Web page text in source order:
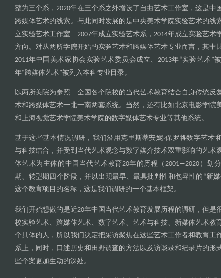
整为三个系 ，2020年在三个系之外增设了自由艺术工作室 ，这是中
跨媒体艺术的线索。 与此同时发展的是中央美术学院实验艺术的线
立实验艺术工作室 ，2007年成立实验艺术系 ，2014年成立实验艺术
方向 。对从两所学院开始的实验艺术和跨媒体艺术专业而言 ，其中
2011年中国美术家协会实验艺术委员会成立 、2013年“实验艺术”
年“跨媒体艺术”被列入本科专业目录。
以两所美院为参照 ， 全国各个院校的当代艺术教育结合自身传统反
术和跨媒体艺术一北一南两套系统。 当然 ， 还有比如北京电影学院
和上海视觉艺术学院美术学院的数字媒体艺术专业等其他系统。
基于这些基本情况调研 ， 我们沿用克里斯蒂安妮·保罗将数字艺术
与科技结合 ， 并受到当代艺术观念与数字媒介技术双重影响的艺术
体艺术为主体的中国当代艺术教育 20年的历程 （2001—2020）划
期 、转型期四个阶段 ， 并以出现最早、最具批判性和包容性的 “新
这个教育项目的名称， 这是我们调研的一个基本框架。
我们开始想做的是近20年中国当代艺术教育发展历程的调研 ，但是
校实验艺术、 跨媒体艺术、 数字艺术、 艺术与科技、 新媒体艺术教
个具体的人 ， 所以我们决定把采访聚焦在这些艺术工作者和教育工
系上 ， 同时 ， 口述历史和田野调查的方法以及访谈录和纪录片的形
些个案更加生动的深处。